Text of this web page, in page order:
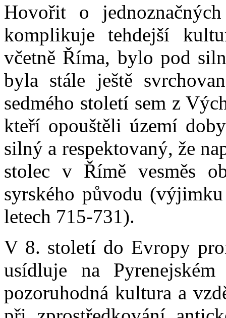
Hovořit o
komplikuje tehdejší
včetně Říma, bylo pod
byla stále ještě
sedmého století sem z
kteří opouštěli území
silný a respektovaný, že
stolec v Římě vesměs
syrského původu
letech 715-731).
V 8. století do Evropy
usídluje na
pozoruhodná kultura a